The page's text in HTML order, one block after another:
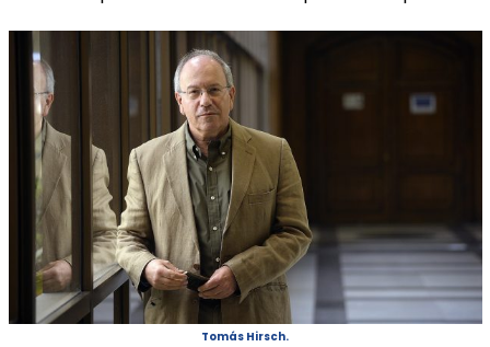
Tomás Hirsch.